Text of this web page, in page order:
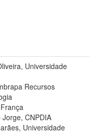
Universidade
Recursos
CNPDIA
Universidade